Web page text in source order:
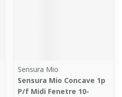
Sensura Mio
Sensura Mio Concave 1p
P/f Midi Fenetre 10-